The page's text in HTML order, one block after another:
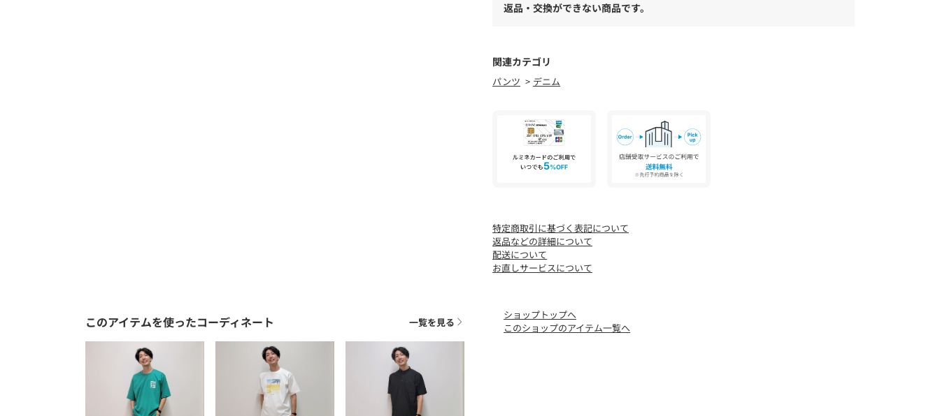
ーコーデにぴったり。
◎
＜シーン＞
特に春から秋にかけて、シンプルなインナーとのコーディネートが楽しめる
アイテムです。
【素材・特性】
しなやかで着用後すぐ身体に馴染み長時間着用しても快適で季節を問わずお
楽しみいただける素材となっています。
092カラー：特殊なウォッシュ加工を施したライトブルーは粗野に映らないよ
ち着いた雰囲気に。経年変化で自分だけの表情にする愉しみも。
返品・交換ができない商品です。
関連カテゴリ
パンツ デニム
特定商取引に基づく表記について
返品などの詳細について
配送について
お直しサービスについて
このアイテムを使ったコーディネート 一覧を見る
ショップトップへ
このショップのアイテム一覧へ